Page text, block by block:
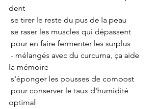
dent
se tirer le reste du pus de la peau
se raser les muscles qui dépassent
pour en faire fermenter les surplus
la mémoire -
s'éponger les pousses de compost
optimal